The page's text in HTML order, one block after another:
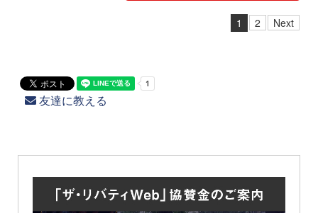
1 2 Next
友達に教える